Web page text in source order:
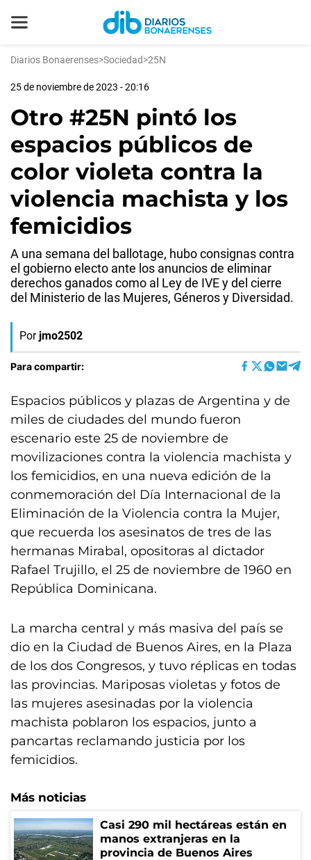
Diarios Bonaerenses>Sociedad>25N
25 de noviembre de 2023 - 20:16
Otro #25N pintó los
espacios públicos de
color violeta contra la
violencia machista y los
femicidios
A una semana del ballotage, hubo consignas contra
el gobierno electo ante los anuncios de eliminar
derechos ganados como al Ley de IVE y del cierre
del Ministerio de las Mujeres, Géneros y Diversidad.
Por jmo2502
Para compartir:
Espacios públicos y plazas de Argentina y de
miles de ciudades del mundo fueron
escenario este 25 de noviembre de
movilizaciones contra la violencia machista y
los femicidios, en una nueva edición de la
conmemoración del Día Internacional de la
Eliminación de la Violencia contra la Mujer,
que recuerda los asesinatos de tres de las
hermanas Mirabal, opositoras al dictador
Rafael Trujillo, el 25 de noviembre de 1960 en
República Dominicana.
La marcha central y más masiva del país se
dio en la Ciudad de Buenos Aires, en la Plaza
de los dos Congresos, y tuvo réplicas en todas
las provincias. Mariposas violetas y fotos de
las mujeres asesinadas por la violencia
machista poblaron los espacios, junto a
pancartas reclamando justicia por los
femicidios.
Más noticias
Casi 290 mil hectáreas están en
manos extranjeras en la
provincia de Buenos Aires